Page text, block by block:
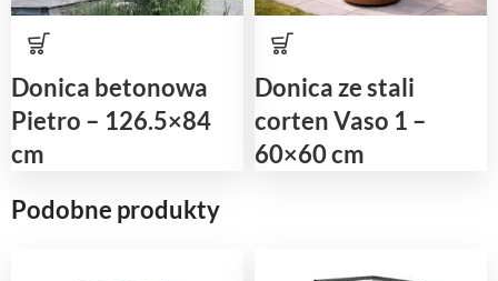
Donica betonowa
Pietro – 126.5×84
cm
Donica ze stali
corten Vaso 1 –
60×60 cm
Podobne produkty